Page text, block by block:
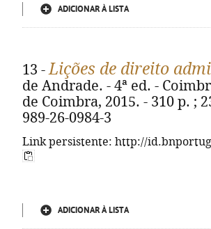
ADICIONAR À LISTA
13 -Lições de direito
de Andrade. - 4ª ed. -
de Coimbra, 2015. - 310 p. ;
989-26-0984-3
Link persistente: http://
ADICIONAR À LISTA